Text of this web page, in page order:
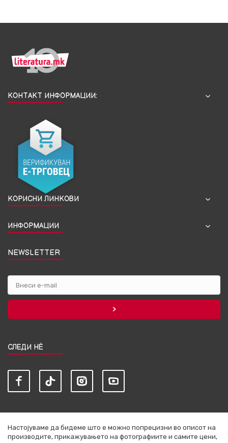
КОНТАКТ ИНФОРМАЦИИ:
КОРИСНИ ЛИНКОВИ
ИНФОРМАЦИИ
NEWSLETTER
СЛЕДИ НЀ
Настојуваме да бидеме што е можно попрецизни во описот на
производите, прикажувањето на фотографиите и самите цени,